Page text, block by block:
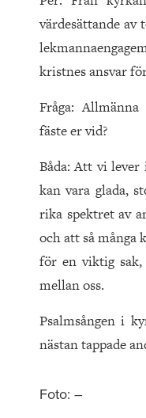
värdesättande av
kristnes ansvar
Fråga:
fäste er vid?
Båda: Att vi
kan vara glada,
rika spektret av
och att så många
för en viktig
mellan oss.
Psalmsången i
nästan tappade
Foto: –